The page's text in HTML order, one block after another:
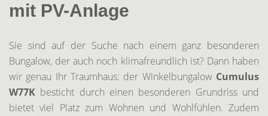
mit PV-Anlage
Sie sind auf der Suche nach einem ganz besonderen
Bungalow, der auch noch klimafreundlich ist? Dann haben
wir genau Ihr Traumhaus: der Winkelbungalow Cumulus
W77K besticht durch einen besonderen Grundriss und
bietet viel Platz zum Wohnen und Wohlfühlen. Zudem